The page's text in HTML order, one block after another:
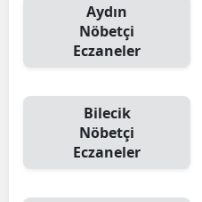
Aydın
Nöbetçi
Eczaneler
Bilecik
Nöbetçi
Eczaneler